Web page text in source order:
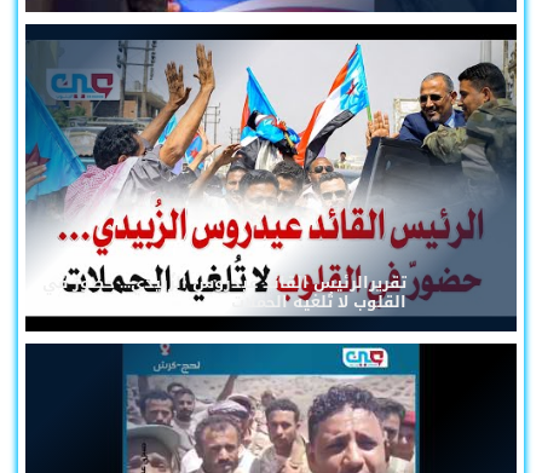
تقريرالرئيس القائد عيدروس الزُبيدي... حضورٌ في
القلوب لا تُلغيه الحملات